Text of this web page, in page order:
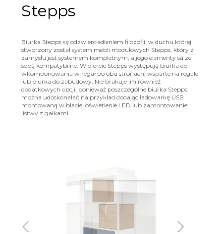
Stepps
Biurka Stepps są odzwierciedleniem filozofii, w duchu której
stworzony został system mebli modułowych Stepps, który z
zamysłu jest systemem kompletnym, a jego elementy są ze
sobą kompatybilne. W ofercie Stepps występują biurka do
wkomponowania w regał po obu stronach, wsparte na regale
lub biurka do zabudowy. Nie brakuje im również
dodatkowych opcji, ponieważ poszczególne biurka Stepps
można udoskonalać na przykład dodając ładowarkę USB
montowaną w blacie, oświetlenie LED lub zamontowanie
listwy z gałkami.
Poprzedni Następny